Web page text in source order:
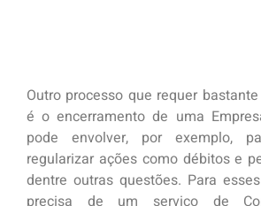
Outro processo que requer
é o encerramento de uma
pode envolver, por exemplo,
regularizar ações como débitos e
dentre outras questões. Para
precisa de um serviço de